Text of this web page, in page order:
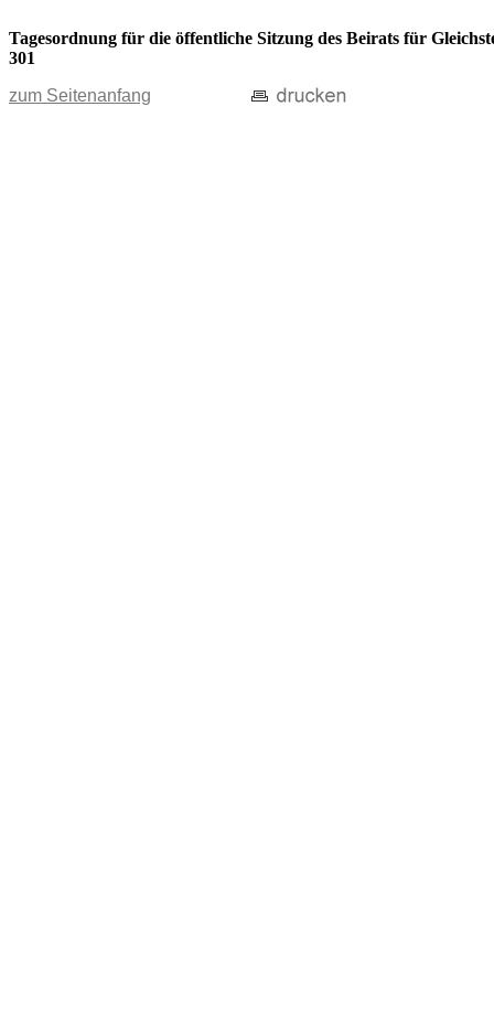
Tagesordnung für die öffentliche Sitzung des Beirats für
301
zum Seitenanfang